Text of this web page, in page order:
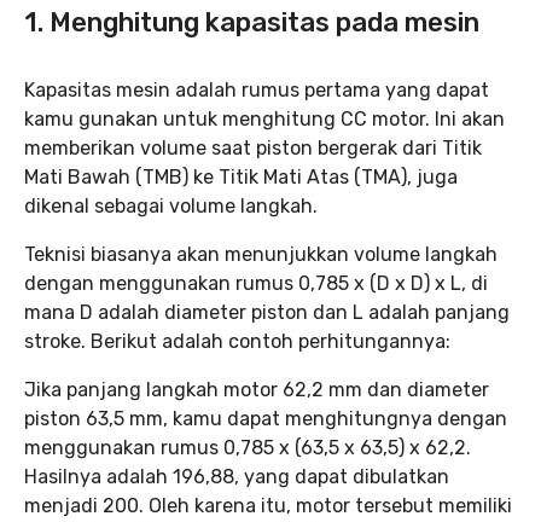
1. Menghitung kapasitas pada mesin
Kapasitas mesin adalah rumus pertama yang dapat
kamu gunakan untuk menghitung CC motor. Ini akan
memberikan volume saat piston bergerak dari Titik
Mati Bawah (TMB) ke Titik Mati Atas (TMA), juga
dikenal sebagai volume langkah.
Teknisi biasanya akan menunjukkan volume langkah
dengan menggunakan rumus 0,785 x (D x D) x L, di
mana D adalah diameter piston dan L adalah panjang
stroke. Berikut adalah contoh perhitungannya:
Jika panjang langkah motor 62,2 mm dan diameter
piston 63,5 mm, kamu dapat menghitungnya dengan
menggunakan rumus 0,785 x (63,5 x 63,5) x 62,2.
Hasilnya adalah 196,88, yang dapat dibulatkan
menjadi 200. Oleh karena itu, motor tersebut memiliki